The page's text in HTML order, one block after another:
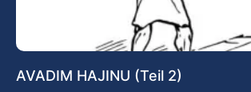
AVADIM HAJINU (Teil 2)